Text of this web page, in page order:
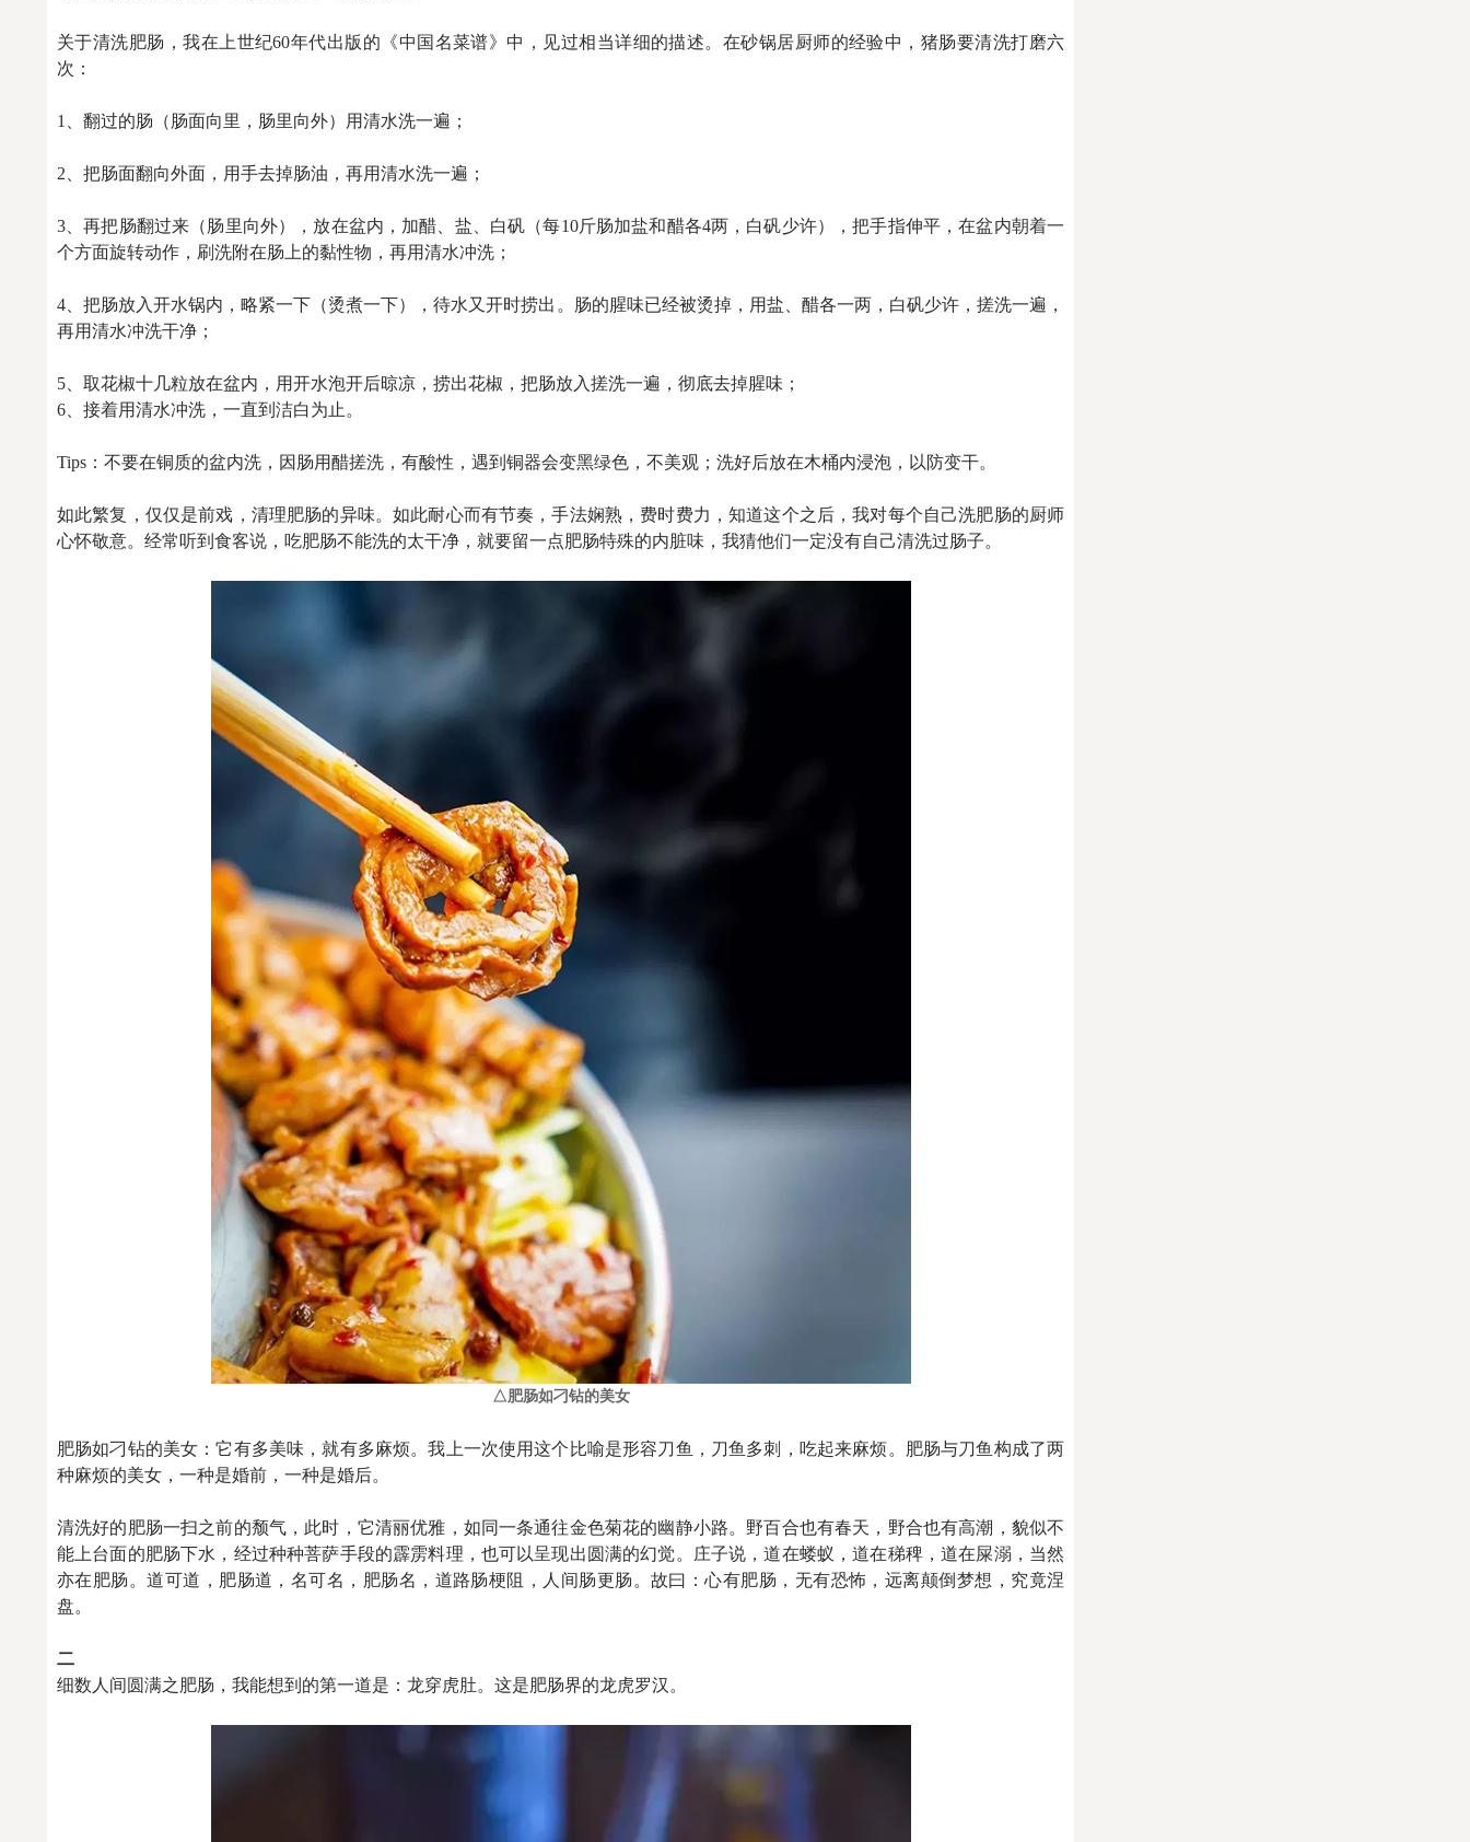
关于清洗肥肠，我在上世纪60年代出版的《中国名菜谱》中，见过相当详细的描述。在砂锅居厨师的经验中，猪肠要清洗打磨六
次：
1、翻过的肠（肠面向里，肠里向外）用清水洗一遍；
2、把肠面翻向外面，用手去掉肠油，再用清水洗一遍；
3、再把肠翻过来（肠里向外），放在盆内，加醋、盐、白矾（每10斤肠加盐和醋各4两，白矾少许），把手指伸平，在盆内朝着一
个方面旋转动作，刷洗附在肠上的黏性物，再用清水冲洗；
4、把肠放入开水锅内，略紧一下（烫煮一下），待水又开时捞出。肠的腥味已经被烫掉，用盐、醋各一两，白矾少许，搓洗一遍，
再用清水冲洗干净；
5、取花椒十几粒放在盆内，用开水泡开后晾凉，捞出花椒，把肠放入搓洗一遍，彻底去掉腥味；
6、接着用清水冲洗，一直到洁白为止。
Tips：不要在铜质的盆内洗，因肠用醋搓洗，有酸性，遇到铜器会变黑绿色，不美观；洗好后放在木桶内浸泡，以防变干。
如此繁复，仅仅是前戏，清理肥肠的异味。如此耐心而有节奏，手法娴熟，费时费力，知道这个之后，我对每个自己洗肥肠的厨师
心怀敬意。经常听到食客说，吃肥肠不能洗的太干净，就要留一点肥肠特殊的内脏味，我猜他们一定没有自己清洗过肠子。
△肥肠如刁钻的美女
肥肠如刁钻的美女：它有多美味，就有多麻烦。我上一次使用这个比喻是形容刀鱼，刀鱼多刺，吃起来麻烦。肥肠与刀鱼构成了两
种麻烦的美女，一种是婚前，一种是婚后。
清洗好的肥肠一扫之前的颓气，此时，它清丽优雅，如同一条通往金色菊花的幽静小路。野百合也有春天，野合也有高潮，貌似不
能上台面的肥肠下水，经过种种菩萨手段的霹雳料理，也可以呈现出圆满的幻觉。庄子说，道在蝼蚁，道在稊稗，道在屎溺，当然
亦在肥肠。道可道，肥肠道，名可名，肥肠名，道路肠梗阻，人间肠更肠。故曰：心有肥肠，无有恐怖，远离颠倒梦想，究竟涅
盘。
二
细数人间圆满之肥肠，我能想到的第一道是：龙穿虎肚。这是肥肠界的龙虎罗汉。